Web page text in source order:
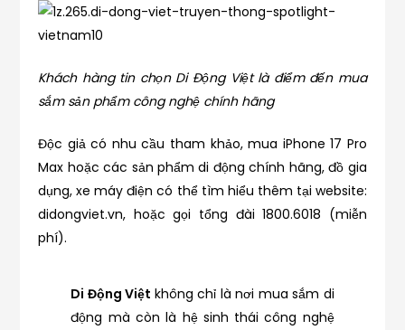
Khách hàng tin chọn Di Động Việt là điểm đến mua
sắm sản phẩm công nghệ chính hãng
Độc giả có nhu cầu tham khảo, mua iPhone 17 Pro
Max hoặc các sản phẩm di động chính hãng, đồ gia
dụng, xe máy điện có thể tìm hiểu thêm tại website:
didongviet.vn, hoặc gọi tổng đài 1800.6018 (miễn
phí).
Di Động Việt không chỉ là nơi mua sắm di
động mà còn là hệ sinh thái công nghệ